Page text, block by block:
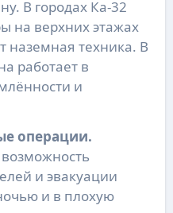
В городах Ка-32
на верхних этажах
наземная техника. В
работает в
и
операции.
и эвакуации
и в плохую